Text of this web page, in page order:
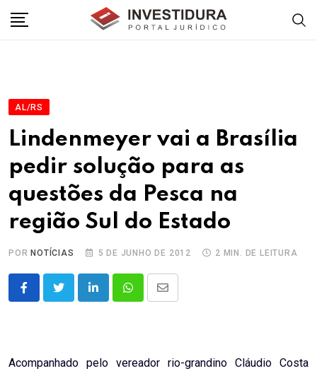
AL/RS
Lindenmeyer vai a Brasília
pedir solução para as
questões da Pesca na
região Sul do Estado
POR NOTÍCIAS 5 DE JUNHO DE 2012 2 MIN. DE LEITURA
LinkedInWhatsappShare
Acompanhado pelo vereador rio-grandino Cláudio Costa